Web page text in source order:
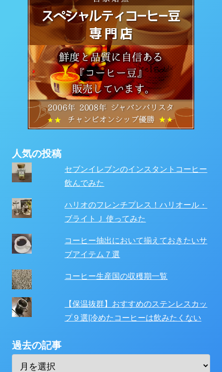
人気の投稿
セブンイレブンのインスタントコーヒー
飲んでみた
ハリオのフレンチプレス！ハリオール・
ブライトＪ 使ってみた
コーヒー抽出において揃えておきたいサ
ブアイテム７選
コーヒー生産国の収穫期一覧
【保温抜群】おすすめのステンレスカッ
プ９選|冷めたコーヒーは飲みたくない
過去の記事